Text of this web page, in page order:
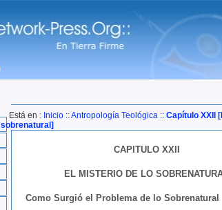
Está en : Inicio ::Antropología Teológica :: Capítulo XXII
sobrenatural]
CAPITULO XXII
EL MISTERIO DE LO
Como Surgió el Problema de lo Sobrenatural